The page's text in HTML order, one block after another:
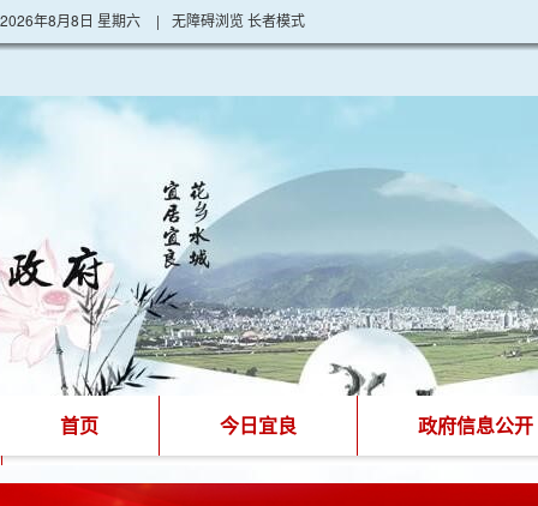
2026年8月8日 星期六 | 无障碍浏览长者模式
首页 今日宜良 政府信息公开